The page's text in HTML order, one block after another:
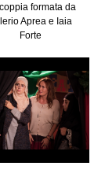
formata da
Aprea e Iaia
Forte